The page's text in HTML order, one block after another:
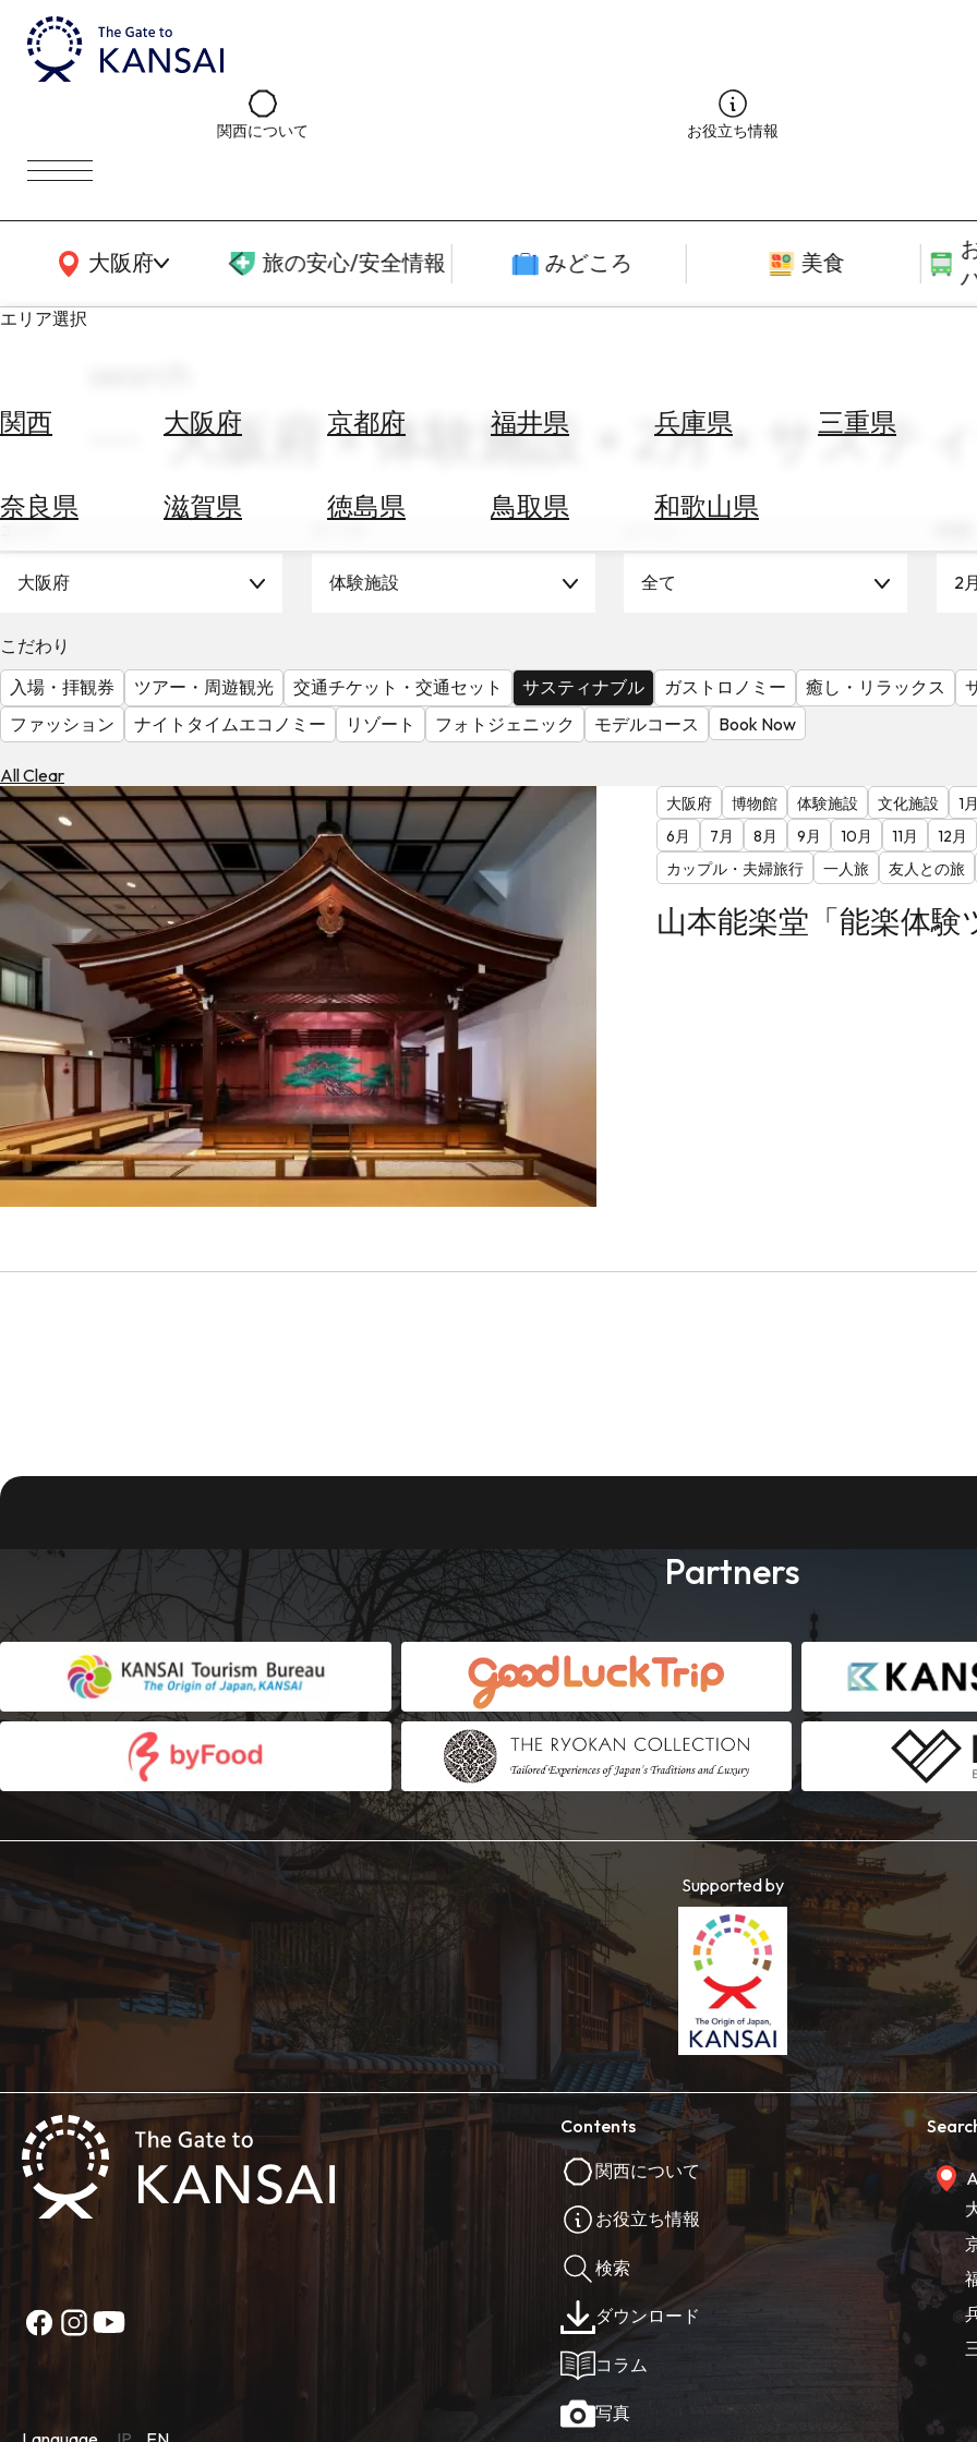
関西について お役立ち情報
大阪府
関西広域MAP 旅の安心/安全情報 みどころ 美食
エリア選択
関西 大阪府 京都府 福井県 兵庫県 三重県
奈良県 滋賀県 徳島県 鳥取県 和歌山県
ホ
す
替
を
調
べ
天
を
見
る
大阪府 × 体験施設 × 2月 × サスティ
大阪府 体験施設 全て 2月
こだわり
入場・拝観券
ツアー・周遊観光 交通チケット・交通セット サスティナブル ガストロノミー 癒し・リラックス
ファッション
ナイトタイムエコノミー リゾート フォトジェニック モデルコース Book Now
All Clear
大阪府 博物館 体験施設 文化施設 1月
6月
7月 8月 9月 10月 11月 12月
カップル・夫婦旅行
一人旅 友人との旅
山本能楽堂「能楽体験
Partners
Supported by
Contents
関西について
お役立ち情報
検索
ダウンロード
コラム
写真